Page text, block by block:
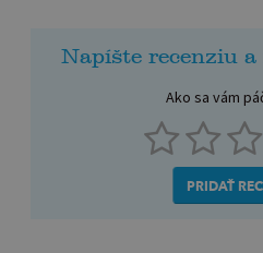
Napíšte recenziu
Ako sa vám
PRIDAŤ